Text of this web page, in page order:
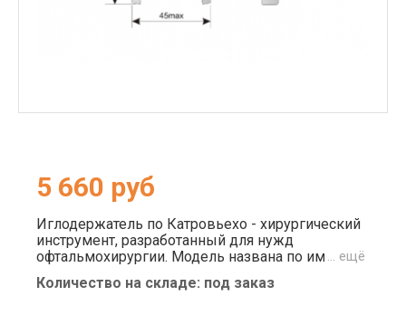
5 660 руб
Иглодержатель по Катровьехо - хирургический
инструмент, разработанный для нужд
офтальмохирургии. Модель названа по имени
ученого и офтальмолога-хирурга, который
операцию по пересадке роговицы из опасного
… ещё
Количество на складе: под заказ